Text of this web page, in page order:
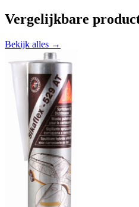
Vergelijkbare
Bekijk alles →